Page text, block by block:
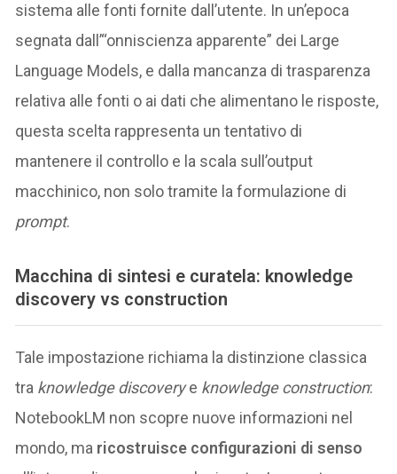
sistema alle fonti fornite dall’utente. In un’epoca
segnata dall’“onniscienza apparente” dei Large
Language Models, e dalla mancanza di trasparenza
relativa alle fonti o ai dati che alimentano le risposte,
questa scelta rappresenta un tentativo di
mantenere il controllo e la scala sull’output
macchinico, non solo tramite la formulazione di
prompt.
Macchina di sintesi e curatela: knowledge
discovery vs construction
Tale impostazione richiama la distinzione classica
tra knowledge discoverye knowledge construction:
NotebookLM non scopre nuove informazioni nel
mondo, ma ricostruisce configurazioni di senso